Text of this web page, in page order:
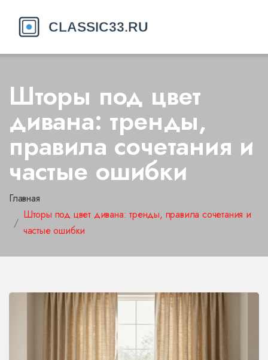
Шторы под цвет
дивана: тренды,
правила сочетания и
частые ошибки
Главная
Шторы под цвет дивана: тренды, правила сочетания и
частые ошибки